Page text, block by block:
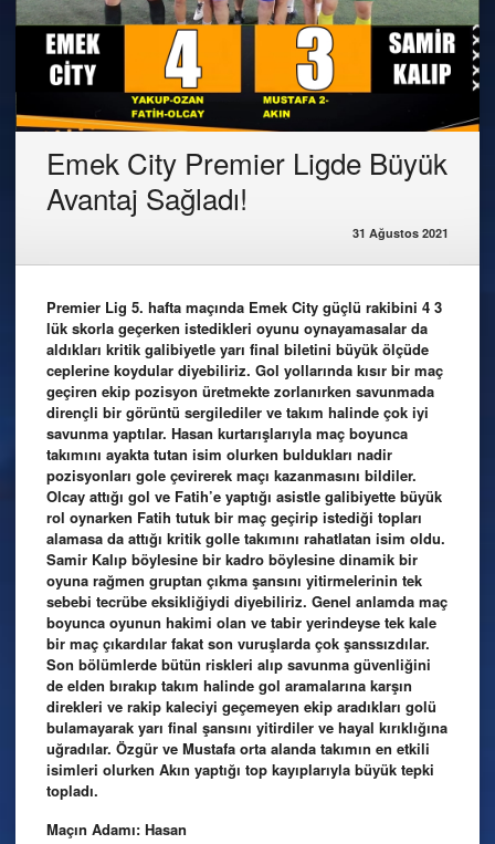
Emek City Premier Ligde Büyük
Avantaj Sağladı!
31 Ağustos 2021
Premier Lig 5. hafta maçında Emek City güçlü rakibini 4 3
lük skorla geçerken istedikleri oyunu oynayamasalar da
aldıkları kritik galibiyetle yarı final biletini büyük ölçüde
ceplerine koydular diyebiliriz. Gol yollarında kısır bir maç
geçiren ekip pozisyon üretmekte zorlanırken savunmada
dirençli bir görüntü sergilediler ve takım halinde çok iyi
savunma yaptılar. Hasan kurtarışlarıyla maç boyunca
takımını ayakta tutan isim olurken buldukları nadir
pozisyonları gole çevirerek maçı kazanmasını bildiler.
Olcay attığı gol ve Fatih’e yaptığı asistle galibiyette büyük
rol oynarken Fatih tutuk bir maç geçirip istediği topları
alamasa da attığı kritik golle takımını rahatlatan isim oldu.
Samir Kalıp böylesine bir kadro böylesine dinamik bir
oyuna rağmen gruptan çıkma şansını yitirmelerinin tek
sebebi tecrübe eksikliğiydi diyebiliriz. Genel anlamda maç
boyunca oyunun hakimi olan ve tabir yerindeyse tek kale
bir maç çıkardılar fakat son vuruşlarda çok şanssızdılar.
Son bölümlerde bütün riskleri alıp savunma güvenliğini
de elden bırakıp takım halinde gol aramalarına karşın
direkleri ve rakip kaleciyi geçemeyen ekip aradıkları golü
bulamayarak yarı final şansını yitirdiler ve hayal kırıklığına
uğradılar. Özgür ve Mustafa orta alanda takımın en etkili
isimleri olurken Akın yaptığı top kayıplarıyla büyük tepki
topladı.
Maçın Adamı: Hasan